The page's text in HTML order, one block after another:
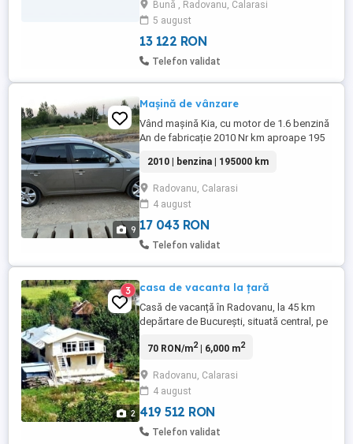
Bună , Radovanu, Calarasi
5 august
13 122 RON
Telefon validat
9
Mașină de vânzare
Vând mașină Kia, cu motor de 1.6 benzină
An de fabricație 2010 Nr km aproape 195
electrice, AC Acte valabile la zi : ITP și
asigurare Ofer fiscal pe loc Pentru mai
multe detalii, în privat
2010 | benzina | 195000 km
Radovanu, Calarasi
4 august
17 043 RON
Telefon validat
2
3 casa de vacanta la țară
Casă de vacanță în Radovanu, la 45 km
depărtare de București, situată central, pe
împrejmuire trainică din ulucă și plasă.
sol 180 mp, are 9 camere, renovată recent,
copertină nouă, parchet și gresie, încălzire
cu sobe. ...
70 RON/m2| 6,000 m2
Radovanu, Calarasi
4 august
419 512 RON
Telefon validat